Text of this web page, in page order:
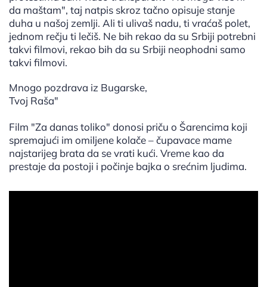
da maštam", taj natpis skroz tačno opisuje stanje
duha u našoj zemlji. Ali ti ulivaš nadu, ti vraćaš polet,
jednom rečju ti lečiš. Ne bih rekao da su Srbiji potrebni
takvi filmovi, rekao bih da su Srbiji neophodni samo
takvi filmovi.
Mnogo pozdrava iz Bugarske,
Tvoj Raša"
Film "Za danas toliko" donosi priču o Šarencima koji
spremajući im omiljene kolače – čupavace mame
najstarijeg brata da se vrati kući. Vreme kao da
prestaje da postoji i počinje bajka o srećnim ljudima.